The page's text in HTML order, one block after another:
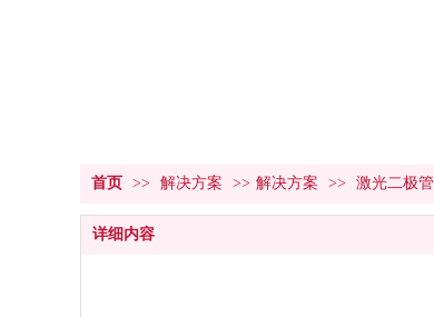
首页 >> 解决方案 >> 解决方案 >> 激光二极管
详细内容